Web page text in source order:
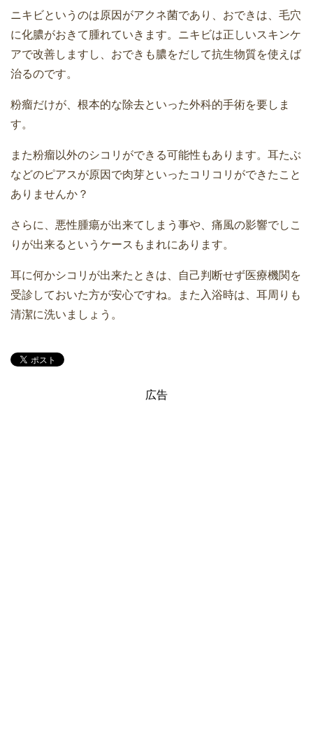
ニキビというのは原因がアクネ菌であり、おできは、毛穴
に化膿がおきて腫れていきます。ニキビは正しいスキンケ
アで改善しますし、おできも膿をだして抗生物質を使えば
治るのです。
粉瘤だけが、根本的な除去といった外科的手術を要しま
す。
また粉瘤以外のシコリができる可能性もあります。耳たぶ
などのピアスが原因で肉芽といったコリコリができたこと
ありませんか？
さらに、悪性腫瘍が出来てしまう事や、痛風の影響でしこ
りが出来るというケースもまれにあります。
耳に何かシコリが出来たときは、自己判断せず医療機関を
受診しておいた方が安心ですね。また入浴時は、耳周りも
清潔に洗いましょう。
広告